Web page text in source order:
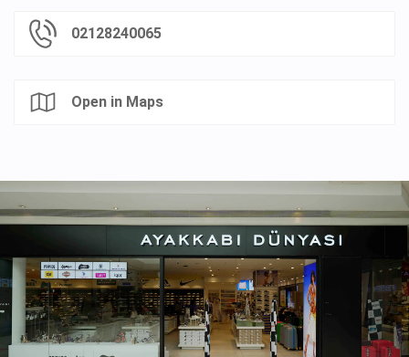
02128240065
Open in Maps